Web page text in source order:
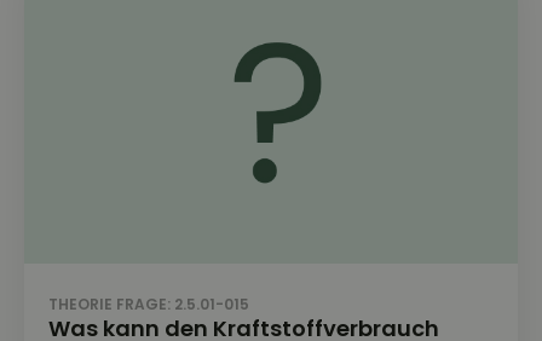
THEORIE FRAGE: 2.5.01-015
Was kann den Kraftstoffverbrauch